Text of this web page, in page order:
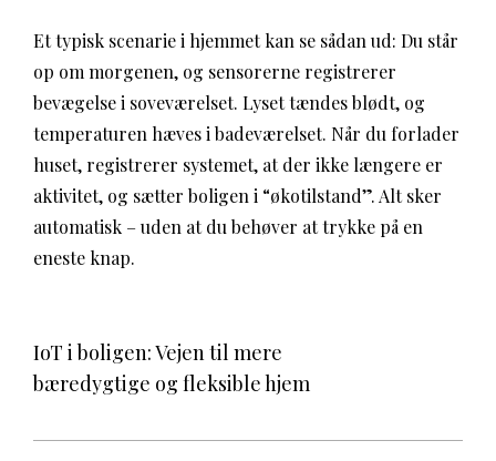
Et typisk scenarie i hjemmet kan se sådan ud: Du står
op om morgenen, og sensorerne registrerer
bevægelse i soveværelset. Lyset tændes blødt, og
temperaturen hæves i badeværelset. Når du forlader
huset, registrerer systemet, at der ikke længere er
aktivitet, og sætter boligen i “økotilstand”. Alt sker
automatisk – uden at du behøver at trykke på en
eneste knap.
IoT i boligen: Vejen til mere
bæredygtige og fleksible hjem